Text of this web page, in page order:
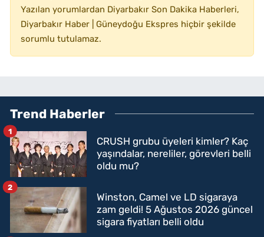
Yazılan yorumlardan Diyarbakır Son Dakika Haberleri,
Diyarbakır Haber | Güneydoğu Ekspres hiçbir şekilde
sorumlu tutulamaz.
Trend Haberler
CRUSH grubu üyeleri kimler? Kaç
yaşındalar, nereliler, görevleri belli
oldu mu?
1
Winston, Camel ve LD sigaraya
zam geldi! 5 Ağustos 2026 güncel
sigara fiyatları belli oldu
2